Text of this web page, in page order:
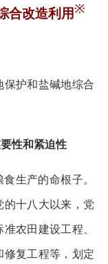
合改造利用※
护和盐碱地综合
性和紧迫性
生产的命根子。
的十八大以来，党
农田建设工程、
修复工程等，划定